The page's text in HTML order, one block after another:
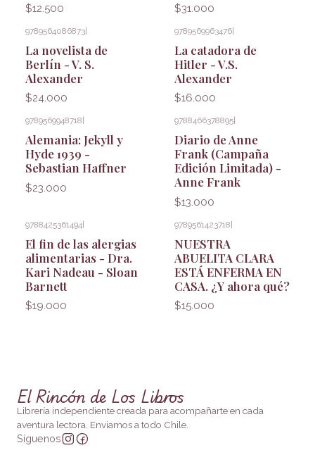
$12.500 $31.000
9789564086873|
La novelista de
Berlín - V. S.
Alexander
$24.000
9789569963476|
La catadora de
Hitler - V.S.
Alexander
$16.000
9789569948718
Alemania: Jekyll y
Hyde 1939 -
Sebastian Haffner
$23.000
9788466378895
Diario de Anne
Frank (Campaña
Edición Limitada) -
Anne Frank
$13.000
9788425361494|
El fin de las alergias
alimentarias - Dra.
Kari Nadeau - Sloan
Barnett
$19.000
9789561423718|
NUESTRA
ABUELITA CLARA
ESTÁ ENFERMA EN
CASA. ¿Y ahora qué?
$15.000
El Rincón de Los Libros
Librería independiente creada para acompañarte en cada
aventura lectora. Enviamos a todo Chile.
Síguenos